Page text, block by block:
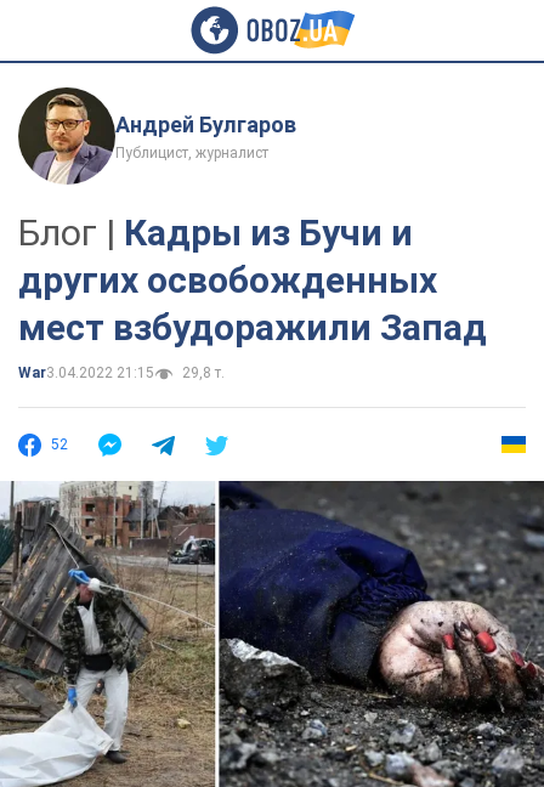
Андрей Булгаров
Публицист, журналист
Блог | Кадры из Бучи и
других освобожденных
мест взбудоражили Запад
War3.04.2022 21:15 29,8 т.
52